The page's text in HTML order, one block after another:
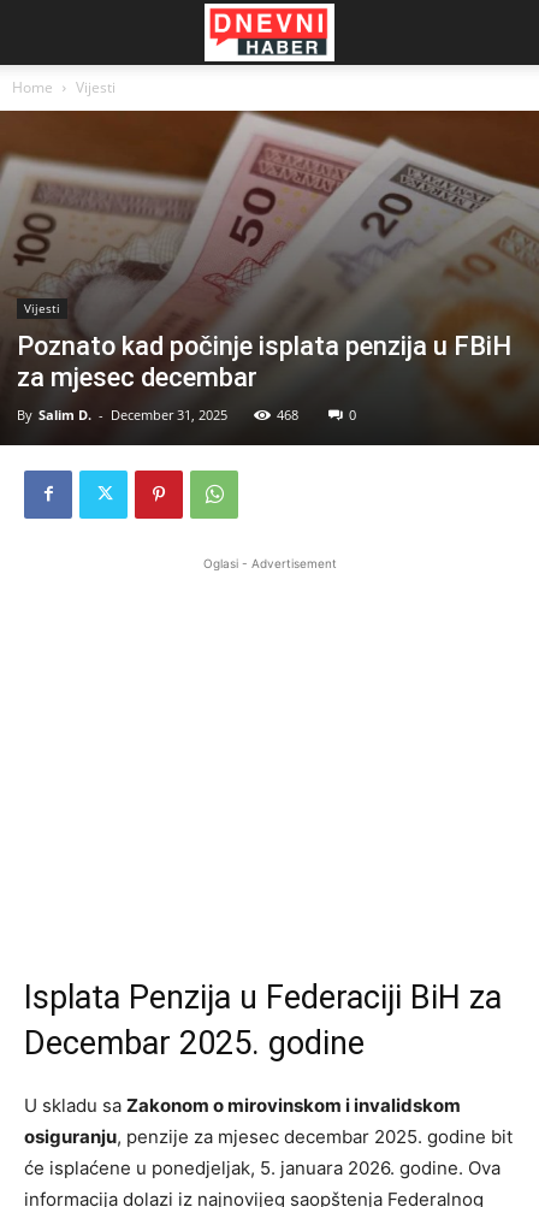
Home Vijesti
Vijesti
Poznato kad počinje isplata penzija u FBiH
za mjesec decembar
By Salim D. - December 31, 2025 468 0
Oglasi - Advertisement
Isplata Penzija u Federaciji BiH za
Decembar 2025. godine
U skladu sa Zakonom o mirovinskom i invalidskom
osiguranju, penzije za mjesec decembar 2025. godine bit
će isplaćene u ponedjeljak, 5. januara 2026. godine. Ova
informacija dolazi iz najnovijeg saopštenja Federalnog